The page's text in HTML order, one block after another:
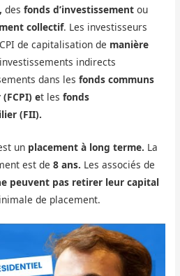
desfonds d’investissement ou
collectif. Les investisseurs
de capitalisation de manière
indirects
dans les fonds communs
et les fonds
(FII).
un placement à long terme. La
est de8 ans. Les associés de
peuvent pas retirer leur capital
de placement.